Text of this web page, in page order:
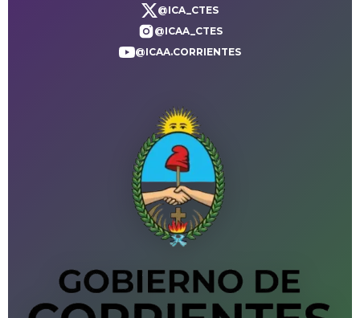
@ICA_CTES
@ICAA_CTES
@ICAA.CORRIENTES